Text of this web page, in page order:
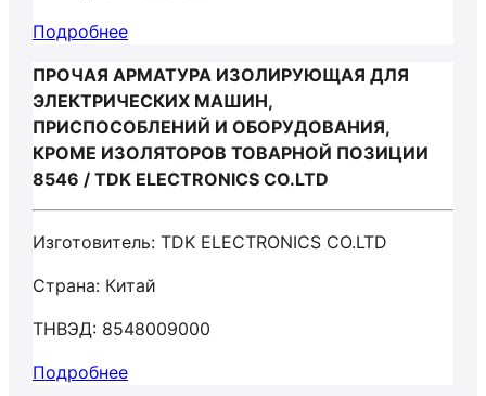
Подробнее
ПРОЧАЯ АРМАТУРА ИЗОЛИРУЮЩАЯ ДЛЯ
ЭЛЕКТРИЧЕСКИХ МАШИН,
ПРИСПОСОБЛЕНИЙ И ОБОРУДОВАНИЯ,
КРОМЕ ИЗОЛЯТОРОВ ТОВАРНОЙ ПОЗИЦИИ
8546 / TDK ELECTRONICS CO.LTD
Изготовитель: TDK ELECTRONICS CO.LTD
Страна: Китай
ТНВЭД: 8548009000
Подробнее